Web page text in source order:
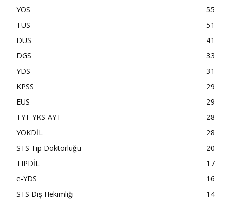
YÖS
55
TUS
51
DUS
41
DGS
33
YDS
31
KPSS
29
EUS
29
TYT-YKS-AYT
28
YÖKDİL
28
STS Tıp Doktorluğu
20
TIPDİL
17
e-YDS
16
STS Diş Hekimliği
14